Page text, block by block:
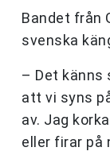
Bandet från
svenska
– Det känns
att vi syns
av. Jag
eller firar på